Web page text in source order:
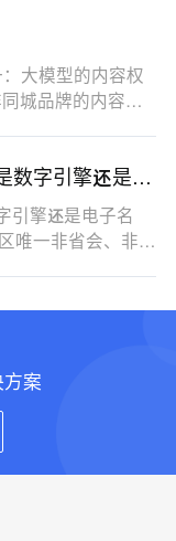
大模型的内容权
城品牌的内容权
数字引擎还是电
引擎还是电子名
唯一非省会、非…
案